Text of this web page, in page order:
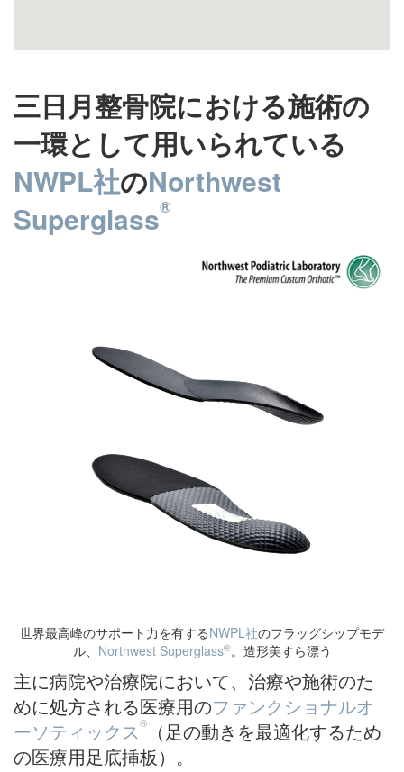
三日月整骨院における施術の
一環として用いられている
NWPL社のNorthwest
Superglass®
世界最高峰のサポート力を有するNWPL社のフラッグシップモデ
ル、 Northwest Superglass®。造形美すら漂う
主に病院や治療院において、治療や施術のた
めに処方される医療用のファンクショナルオ
ーソティックス®
（足の動きを最適化するため
の医療用足底挿板）。